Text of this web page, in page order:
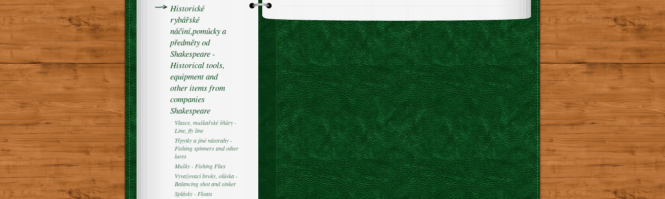
Historické
rybářské
náčiní,pomůcky a
předměty od
Shakespeare -
Historical tools,
equipment and
other items from
companies
Shakespeare
Vlasce, muškařské šňůry -
Line, fly line
Třpytky a jiné nástrahy -
Fishing spinners and other
lures
Mušky - Fishing Flies
Vyvažovací broky, olůvka -
Balancing shot and sinker
Splávky - Floats